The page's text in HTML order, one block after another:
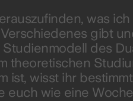
was
gibt
des
theoretischen
ist, wisst ihr
euch wie eine